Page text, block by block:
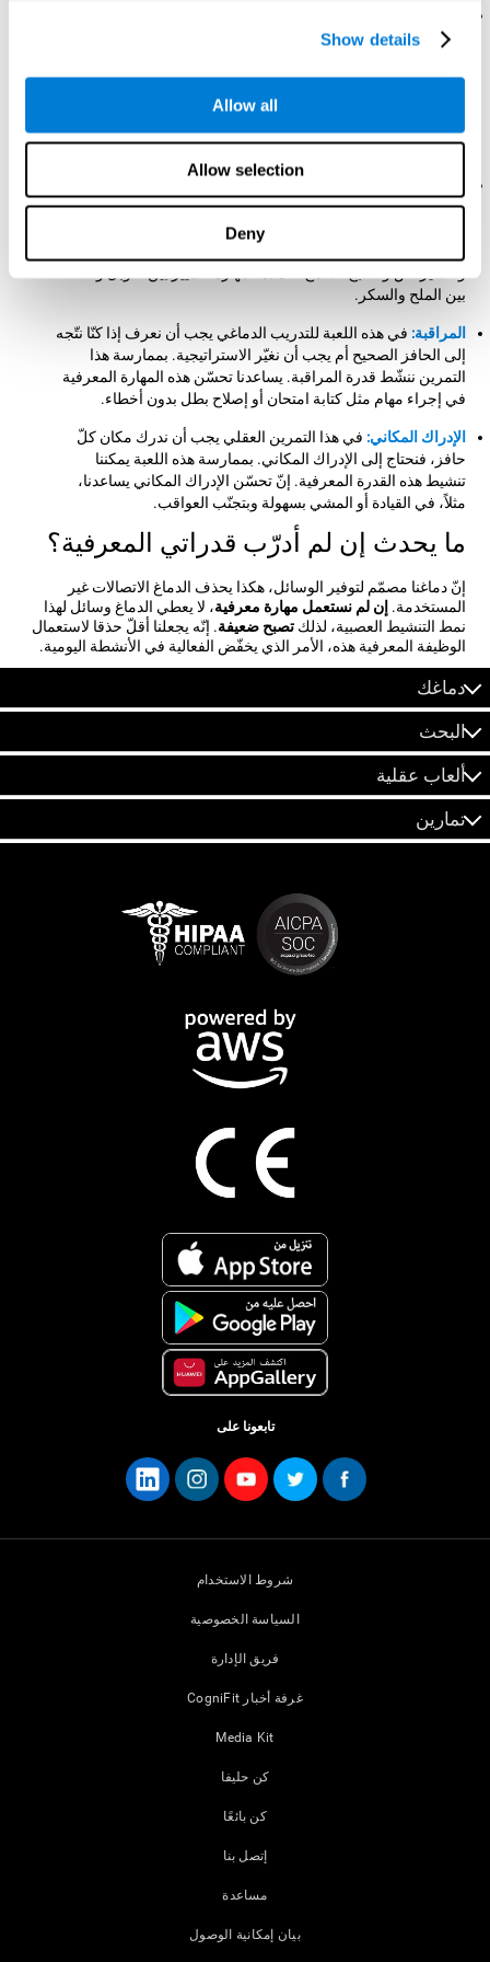
Show details
Allow all
Allow selection
Deny
الفأرة إلى كلّ حافز مطلوب بسرعة ودقّة. بممارسة هذه اللعبة
إنّ تحسّن هذه القدرة المعرفية مفيد لتحسّن حذقنا عند الأنشطة
اليدوية. مثلاً، عندما نكتب، أو نقود، ونمارس الرياضة وحتّى نفتح
لعبة. تسمح لنا هذه المهارة المعرفية إجراء مهمة منسقة بحسب
المعلومات البصرية.
لون كلّ حافز ومميزاته. بإجراء هذا التمرين باستمرار ننشّط ونقوّي
الإدراك البصري. يسمح تحسّن هذه المهارة المعرفية تخفيض
بين الملح والسكر.
المراقبة: في هذه اللعبة للتدريب الدماغي يجب أن نعرف إذا كنّا نتّجه
إلى الحافز الصحيح أم يجب أن نغيّر الاستراتيجية. بممارسة هذا
التمرين ننشّط قدرة المراقبة. يساعدنا تحسّن هذه المهارة المعرفية
في إجراء مهام مثل كتابة امتحان أو إصلاح بطل بدون أخطاء.
الإدراك المكاني: في هذا التمرين العقلي يجب أن ندرك مكان كلّ
حافز، فنحتاج إلى الإدراك المكاني. بممارسة هذه اللعبة يمكننا
تنشيط هذه القدرة المعرفية. إنّ تحسّن الإدراك المكاني يساعدنا،
مثلاً، في القيادة أو المشي بسهولة وبتجنّب العواقب.
ما يحدث إن لم أدرّب قدراتي المعرفية؟
إنّ دماغنا مصمّم لتوفير الوسائل، هكذا يحذف الدماغ الاتصالات غير
المستخدمة. إن لم نستعمل مهارة معرفية، لا يعطي الدماغ وسائل لهذا
نمط التنشيط العصبية، لذلكتصبح ضعيفة. إنّه يجعلنا أقلّ حذقا لاستعمال
الوظيفة المعرفية هذه، الأمر الذي يخفّض الفعالية في الأنشطة اليومية.
دماغك
البحث
ألعاب عقلية
تمارين
تابعونا على
شروط الاستخدام
السياسة الخصوصية
فريق الإدارة
غرفة أخبار CogniFit
Media Kit
كن حليفا
كن بائعًا
إتصل بنا
مساعدة
بيان إمكانية الوصول